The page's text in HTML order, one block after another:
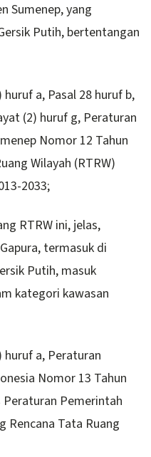
Sumenep, yang
Putih, bertentangan
a, Pasal 28 huruf b,
(2) huruf g, Peraturan
Nomor 12 Tahun
Wilayah (RTRW)
2033;
RTRW ini, jelas,
termasuk di
Putih, masuk
kategori kawasan
huruf a, Peraturan
Nomor 13 Tahun
Pemerintah
Rencana Tata Ruang